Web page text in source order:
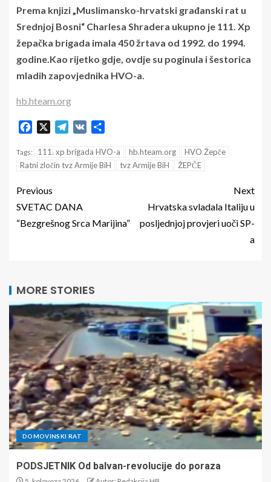
Prema knjizi „Muslimansko-hrvatski građanski rat u
Srednjoj Bosni“ Charlesa Shradera ukupno je 111. Xp
žepačka brigada imala 450 žrtava od 1992. do 1994.
godine.Kao rijetko gdje, ovdje su poginula i šestorica
mladih zapovjednika HVO-a.
hb.hteam.org
Facebook Telegram
VK
Tags: 111. xp brigada HVO-a hb.hteam.org
HVO Žepče
Ratni zločin tvz Armije BiH
tvz Armije BiH ŽEPČE
Previous
SVETAC DANA
“Bezgrešnog Srca Marijina”
Next
Hrvatska svladala Italiju u
posljednjoj provjeri uoči SP-
a
MORE STORIES
DOMOVINSKI RAT
PODSJETNIK Od balvan-revolucije do poraza